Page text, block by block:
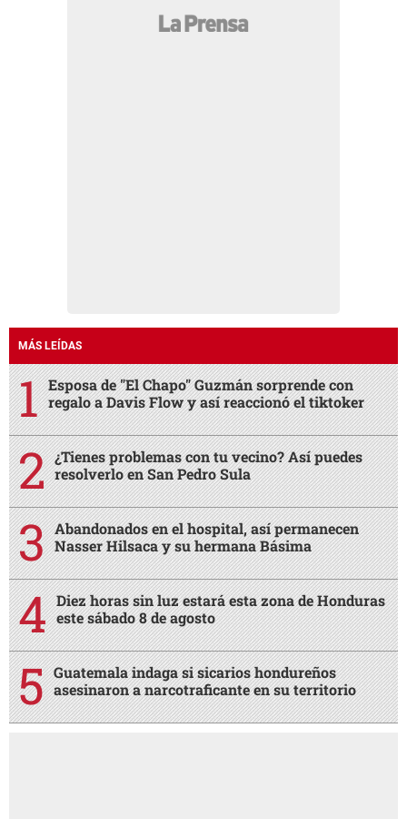
MÁS LEÍDAS
Esposa de "El Chapo" Guzmán sorprende con
regalo a Davis Flow y así reaccionó el tiktoker
¿Tienes problemas con tu vecino? Así puedes
resolverlo en San Pedro Sula
Abandonados en el hospital, así permanecen
Nasser Hilsaca y su hermana Básima
Diez horas sin luz estará esta zona de Honduras
este sábado 8 de agosto
Guatemala indaga si sicarios hondureños
asesinaron a narcotraficante en su territorio